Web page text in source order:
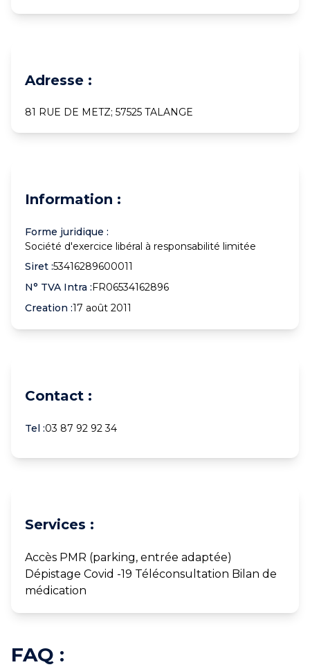
Adresse :
81 RUE DE METZ; 57525 TALANGE
Information :
Forme juridique :
Société d'exercice libéral à responsabilité limitée
Siret :53416289600011
N° TVA Intra :FR06534162896
Creation :17 août 2011
Contact :
Tel :03 87 92 92 34
Services :
Accès PMR (parking, entrée adaptée)
Dépistage Covid -19 Téléconsultation Bilan de
médication
FAQ :